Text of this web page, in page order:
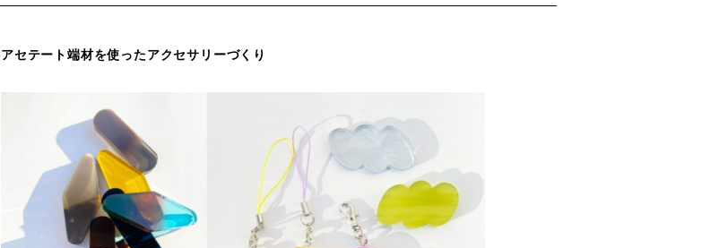
アセテート端材を使ったアクセサリーづくり